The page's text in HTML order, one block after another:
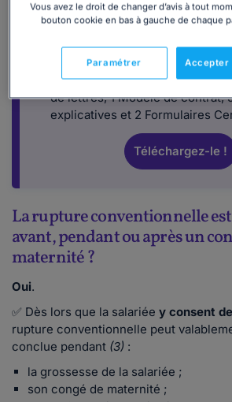
Faites le point sur vos droits, la
les obligations de l'employeur :
notre dossier !
Inclus:54 questions
de lettres, 1 Modèle de contrat,
explicatives et 2 Formulaires
Téléchargez-le !
La rupture conventionnelle
avant, pendant ou après un
maternité ?
Oui.
✅ Dès lors que la salariée y consent
rupture conventionnelle peut
conclue pendant (3) :
la grossesse de la salariée ;
son congé de maternité ;
Vous avez le droit de changer d’avis à tout
bouton cookie en bas à gauche de chaque
Accepter
Paramétrer